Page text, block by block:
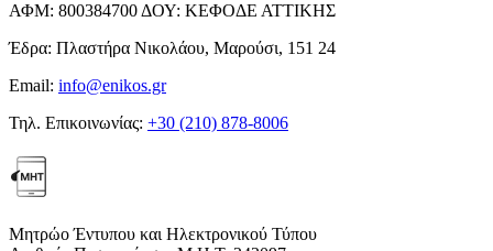
ΑΦΜ: 800384700 ΔΟΥ: ΚΕΦΟΔΕ ΑΤΤΙΚΗΣ
Έδρα: Πλαστήρα Νικολάου, Μαρούσι, 151 24
Email: info@enikos.gr
Τηλ. Επικοινωνίας: +30 (210) 878-8006
Μητρώο Έντυπου και Ηλεκτρονικού Τύπου